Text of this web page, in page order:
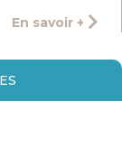
En savoir +